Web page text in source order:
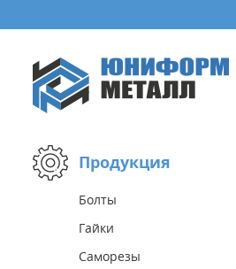
Продукция
Болты
Гайки
Саморезы